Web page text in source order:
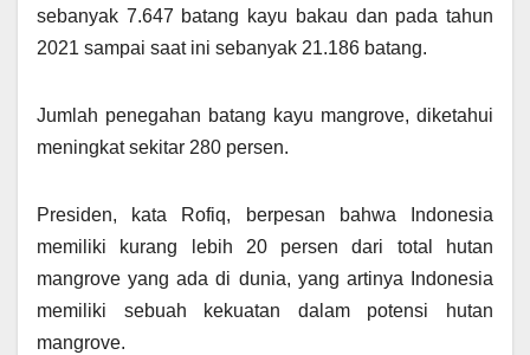
sebanyak 7.647 batang kayu bakau dan pada tahun
2021 sampai saat ini sebanyak 21.186 batang.
Jumlah penegahan batang kayu mangrove, diketahui
meningkat sekitar 280 persen.
Presiden, kata Rofiq, berpesan bahwa Indonesia
memiliki kurang lebih 20 persen dari total hutan
mangrove yang ada di dunia, yang artinya Indonesia
memiliki sebuah kekuatan dalam potensi hutan
mangrove.